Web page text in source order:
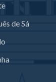
de Sá